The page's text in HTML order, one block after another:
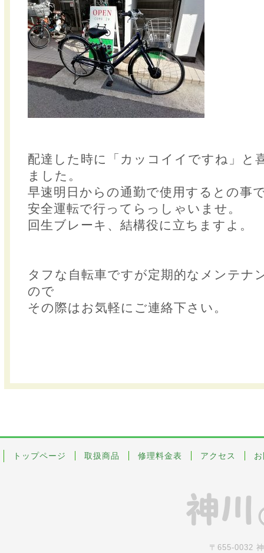
配達した時に「カッコイイですね」と
ました。
早速明日からの通勤で使用するとの事
安全運転で行ってらっしゃいませ。
回生ブレーキ、結構役に立ちますよ。
タフな自転車ですが定期的なメンテナ
ので
その際はお気軽にご連絡下さい。
トップページ 取扱商品 修理料金表 アクセス
〒655-0032